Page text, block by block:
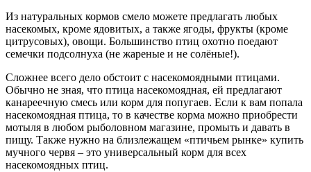
Из натуральных кормов смело можете предлагать любых
насекомых, кроме ядовитых, а также ягоды, фрукты (кроме
цитрусовых), овощи. Большинство птиц охотно поедают
семечки подсолнуха (не жареные и не солёные!).
Сложнее всего дело обстоит с насекомоядными птицами.
Обычно не зная, что птица насекомоядная, ей предлагают
канареечную смесь или корм для попугаев. Если к вам попала
насекомоядная птица, то в качестве корма можно приобрести
мотыля в любом рыболовном магазине, промыть и давать в
пищу. Также нужно на близлежащем «птичьем рынке» купить
мучного червя – это универсальный корм для всех
насекомоядных птиц.